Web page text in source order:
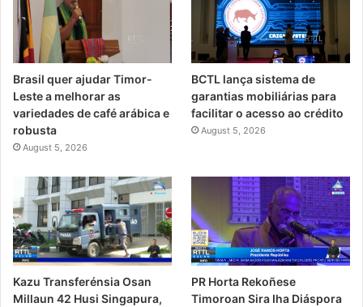
Brasil quer ajudar Timor-
Leste a melhorar as
variedades de café arábica e
robusta
August 5, 2026
BCTL lança sistema de
garantias mobiliárias para
facilitar o acesso ao crédito
August 5, 2026
Kazu Transferénsia Osan
Millaun 42 Husi Singapura,
PR Horta Rekoñese
Timoroan Sira Iha Diáspora